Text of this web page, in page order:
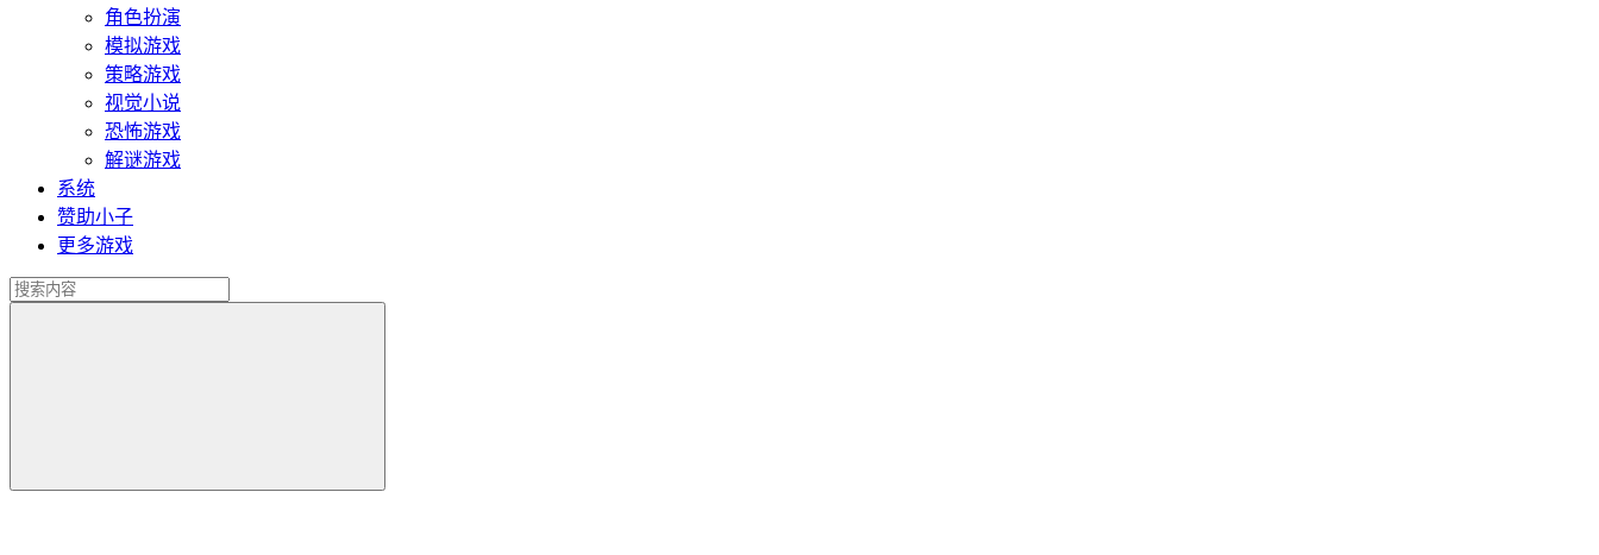
角色扮演
模拟游戏
策略游戏
视觉小说
恐怖游戏
解谜游戏
系统
赞助小子
更多游戏